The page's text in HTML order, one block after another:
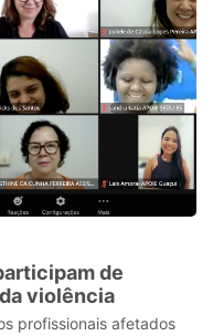
de
violência
profissionais afetados